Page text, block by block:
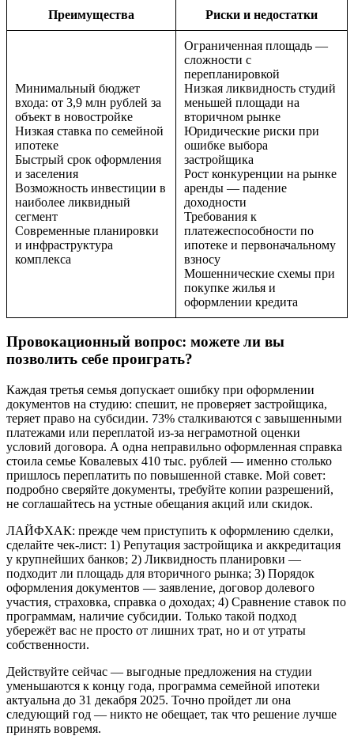
Преимущества Риски и недостатки
Минимальный бюджет
входа: от 3,9 млн рублей за
объект в новостройке
Низкая ставка по семейной
ипотеке
Быстрый срок оформления
и заселения
Возможность инвестиции в
наиболее ликвидный
сегмент
Современные планировки
и инфраструктура
комплекса
Ограниченная площадь —
сложности с
перепланировкой
Низкая ликвидность студий
меньшей площади на
вторичном рынке
Юридические риски при
ошибке выбора
застройщика
Рост конкуренции на рынке
аренды — падение
доходности
Требования к
платежеспособности по
ипотеке и первоначальному
взносу
Мошеннические схемы при
покупке жилья и
оформлении кредита
Провокационный вопрос: можете ли вы
позволить себе проиграть?
Каждая третья семья допускает ошибку при оформлении
документов на студию: спешит, не проверяет застройщика,
теряет право на субсидии. 73% сталкиваются с завышенными
платежами или переплатой из-за неграмотной оценки
условий договора. А одна неправильно оформленная справка
стоила семье Ковалевых 410 тыс. рублей — именно столько
пришлось переплатить по повышенной ставке. Мой совет:
подробно сверяйте документы, требуйте копии разрешений,
не соглашайтесь на устные обещания акций или скидок.
ЛАЙФХАК: прежде чем приступить к оформлению сделки,
сделайте чек-лист: 1) Репутация застройщика и аккредитация
у крупнейших банков; 2) Ликвидность планировки —
подходит ли площадь для вторичного рынка; 3) Порядок
оформления документов — заявление, договор долевого
участия, страховка, справка о доходах; 4) Сравнение ставок по
программам, наличие субсидии. Только такой подход
убережёт вас не просто от лишних трат, но и от утраты
собственности.
Действуйте сейчас — выгодные предложения на студии
уменьшаются к концу года, программа семейной ипотеки
актуальна до 31 декабря 2025. Точно пройдет ли она
следующий год — никто не обещает, так что решение лучше
принять вовремя.